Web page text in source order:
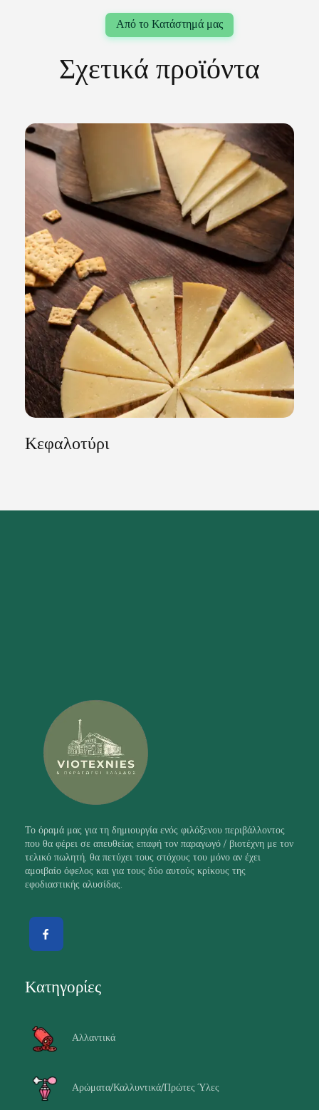
Σχετικά προϊόντα
Κεφαλοτύρι
Το όραμά μας για τη δημιουργία ενός φιλόξενου περιβάλλοντος
που θα φέρει σε απευθείας επαφή τον παραγωγό / βιοτέχνη με τον
τελικό πωλητή, θα πετύχει τους στόχους του μόνο αν έχει
αμοιβαίο όφελος και για τους δύο αυτούς κρίκους της
εφοδιαστικής αλυσίδας.
Κατηγορίες
Αλλαντικά
Αρώματα/Καλλυντικά/Πρώτες Ύλες